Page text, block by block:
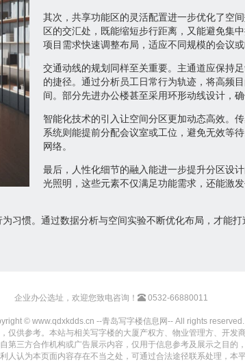
其次，共享功能区的灵活配置进一步优化了空
区的交汇处，既能缩短步行距离，又能避免集
项目需求快速调整布局，适应不同规模的会议或
交通动线的规划同样至关重要。主通道应保持
的捷径。通过分析员工日常行为轨迹，将高频
间。部分先进办公楼甚至采用环形动线设计，
智能化技术的引入让空间分区更加动态高效。
系统则能提前分配会议室或工位，避免无效等
网络。
最后，人性化细节的融入能进一步提升分区设
光照明，这些元素不仅满足功能需求，还能激
习惯。通过数据分析与空间实验不断优化布局，才能
企业办公选址，欢迎您致电咨询！ 0532-66880011
© www.qdxkdds.cn --青岛写字楼信息网-- All rights reserved.
供参考。本站与相关写字楼的大厦产权方、物业管理方、开
三方合作机构或广告展示内容，仅用于信息参考及展示之目
人认为本页面内容存在不当之处，可通过合法途径联系处理，本